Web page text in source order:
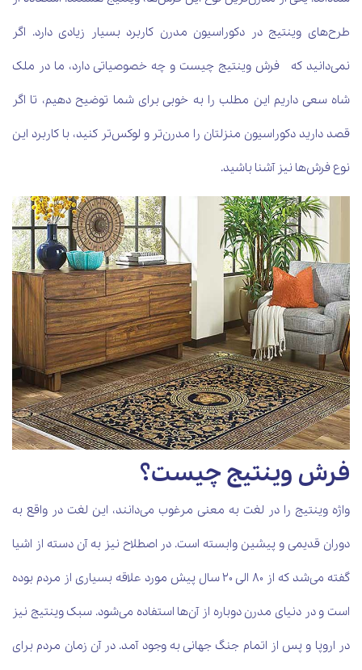
طرح‌های وینتیج در دکوراسیون مدرن کاربرد بسیار زیادی دارد. اگر
نمی‌دانید که فرش وینتیج چیست و چه خصوصیاتی دارد، ما در ملک
شاه سعی داریم این مطلب را به خوبی برای شما توضیح دهیم، تا اگر
قصد دارید دکوراسیون منزلتان را مدرن‌تر و لوکس‌تر کنید، با کاربرد این
نوع فرش‌ها نیز آشنا باشید.
فرش وینتیج چیست؟
واژه وینتیج را در لغت به معنی مرغوب می‌دانند، این لغت در واقع به
دوران قدیمی و پیشین وابسته است. در اصطلاح نیز به آن دسته از اشیا
گفته می‌شد که از 80 الی 20 سال پیش مورد علاقه بسیاری از مردم بوده
است و در دنیای مدرن دوباره از آن‌ها استفاده می‌شود. سبک وینتیج نیز
در اروپا و پس از اتمام جنگ جهانی به وجود آمد. در آن زمان مردم برای